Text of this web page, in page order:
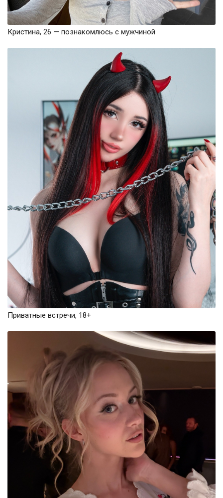
Кристина, 26 — познакомлюсь с мужчиной
Приватные встречи, 18+